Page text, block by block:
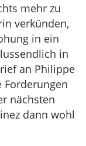
mehr zu
verkünden,
in ein
in
an Philippe
nächsten
dann wohl